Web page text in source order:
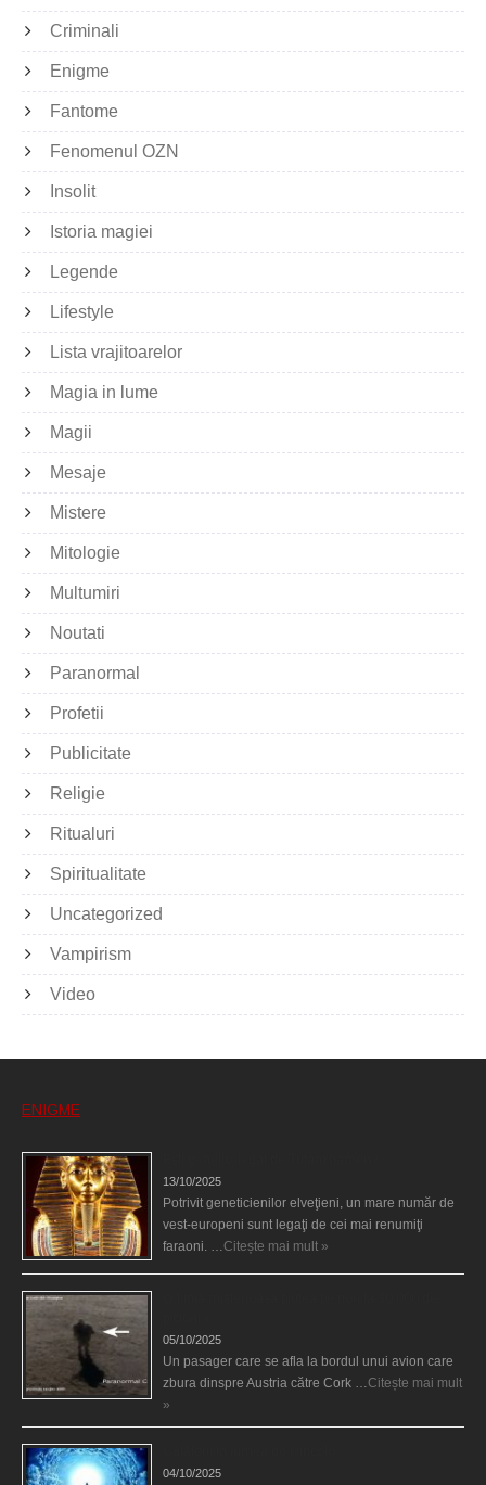
Criminali
Enigme
Fantome
Fenomenul OZN
Insolit
Istoria magiei
Legende
Lifestyle
Lista vrajitoarelor
Magia in lume
Magii
Mesaje
Mistere
Mitologie
Multumiri
Noutati
Paranormal
Profetii
Publicitate
Religie
Ritualuri
Spiritualitate
Uncategorized
Vampirism
Video
ENIGME
13/10/2025
Potrivit geneticienilor elveţieni, un mare număr de
vest-europeni sunt legaţi de cei mai renumiţi
faraoni. … Citește mai mult »
05/10/2025
Un pasager care se afla la bordul unui avion care
zbura dinspre Austria către Cork … Citește mai mult
»
04/10/2025